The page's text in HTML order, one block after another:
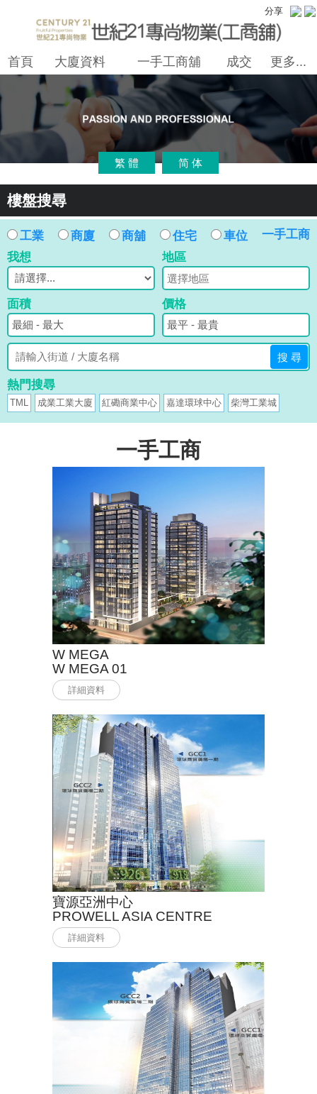
分享
首頁 大廈資料 一手工商舖 成交 更多...
繁 體 简 体
樓盤搜尋
工業 商廈 商舖 住宅 車位
一手工商
我想
地區
面積 價格
搜 尋
熱門搜尋
TML 成業工業大廈 紅磡商業中心 嘉達環球中心 柴灣工業城
一手工商
W MEGA
W MEGA 01
詳細資料
寶源亞洲中心
PROWELL ASIA CENTRE
詳細資料